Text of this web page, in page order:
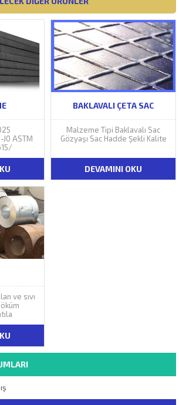
ASTM
BAKLAVALI ÇETA SAC
Malzeme Tipi Baklavalı Sac
Gözyaşı Sac Hadde Şekli Kalite
DEVAMINI OKU
ve sıvı